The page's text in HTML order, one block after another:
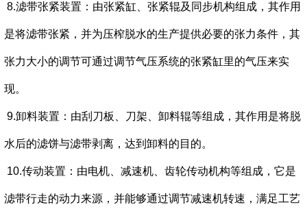
8.滤带张紧装置：由张紧缸、张紧辊及同步机构组成，其作用
是将滤带张紧，并为压榨脱水的生产提供必要的张力条件，其
张力大小的调节可通过调节气压系统的张紧缸里的气压来实
现。
9.卸料装置：由刮刀板、刀架、卸料辊等组成，其作用是将脱
水后的滤饼与滤带剥离，达到卸料的目的。
10.传动装置：由电机、减速机、齿轮传动机构等组成，它是
滤带行走的动力来源，并能够通过调节减速机转速，满足工艺